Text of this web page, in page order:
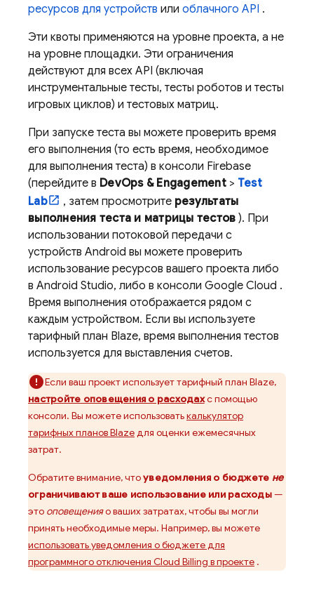
ресурсов для устройств или облачного API .
Эти квоты применяются на уровне проекта, а не
на уровне площадки. Эти ограничения
действуют для всех API (включая
инструментальные тесты, тесты роботов и тесты
игровых циклов) и тестовых матриц.
При запуске теста вы можете проверить время
его выполнения (то есть время, необходимое
для выполнения теста) в консоли Firebase
(перейдите в DevOps & Engagement> Test
Lab
, затем просмотрите результаты
выполнения теста и матрицы тестов ). При
использовании потоковой передачи с
устройств Android вы можете проверить
использование ресурсов вашего проекта либо
в Android Studio, либо в консоли Google Cloud .
Время выполнения отображается рядом с
каждым устройством. Если вы используете
тарифный план Blaze, время выполнения тестов
используется для выставления счетов.
Если ваш проект использует тарифный план Blaze,
настройте оповещения о расходахс помощью
консоли. Вы можете использоватькалькулятор
тарифных планов Blazeдля оценки ежемесячных
затрат.
Обратите внимание, чтоуведомления о бюджете не
ограничивают ваше использование или расходы—
это оповещенияо ваших затратах, чтобы вы могли
принять необходимые меры. Например, вы можете
использовать уведомления о бюджете для
программного отключения Cloud Billing в проекте .